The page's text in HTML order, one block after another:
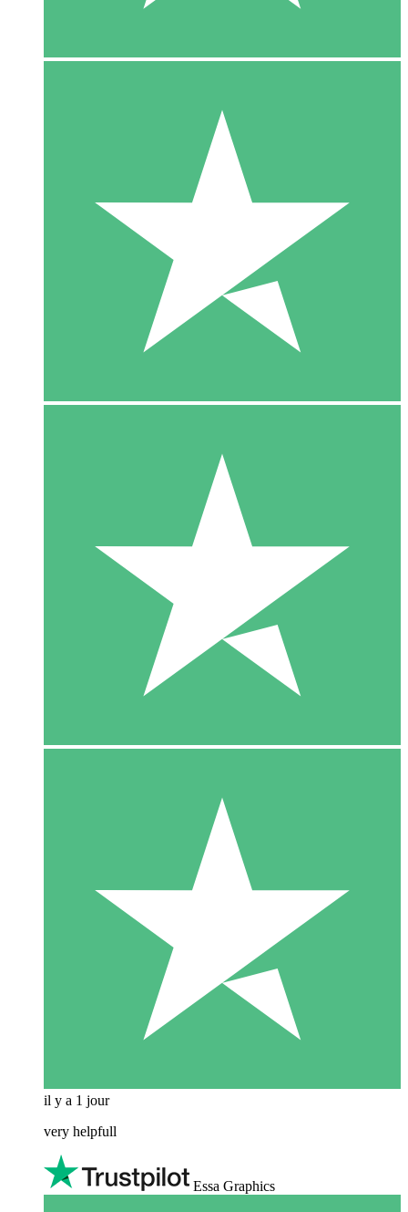
il y a 1 jour
very helpfull
Essa Graphics